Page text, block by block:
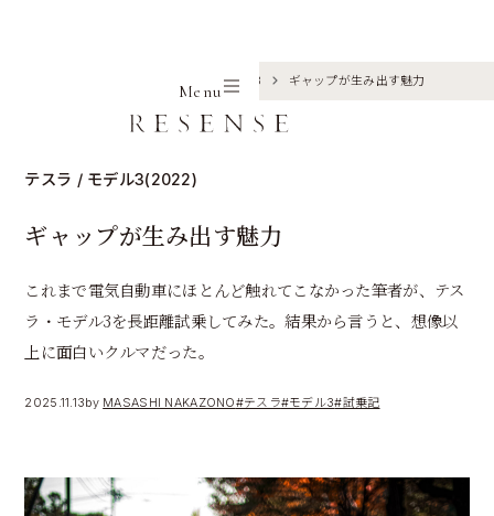
Menu
モデル3 ギャップが生み出す魅力
テスラ / モデル3(2022)
ギャップが生み出す魅力
これまで電気自動車にほとんど触れてこなかった筆者が、テス
ラ・モデル3を長距離試乗してみた。結果から言うと、想像以
上に面白いクルマだった。
2025.11.13by MASASHI NAKAZONO#テスラ#モデル3#試乗記